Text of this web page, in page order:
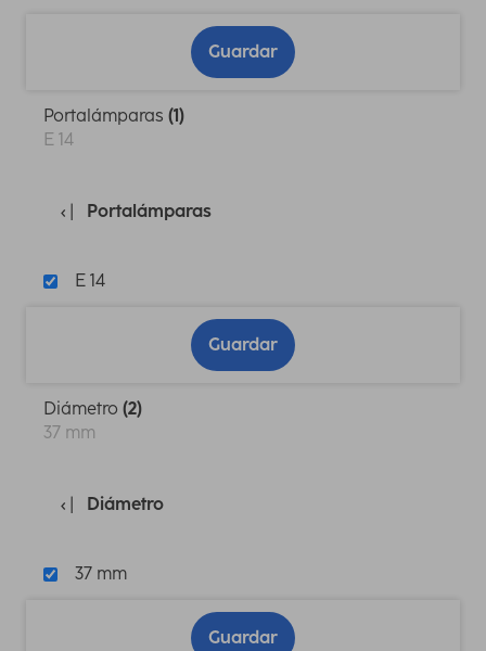
Guardar
Portalámparas (1)
E 14
Portalámparas
E 14
Guardar
Diámetro (2)
37 mm
Diámetro
37 mm
Guardar